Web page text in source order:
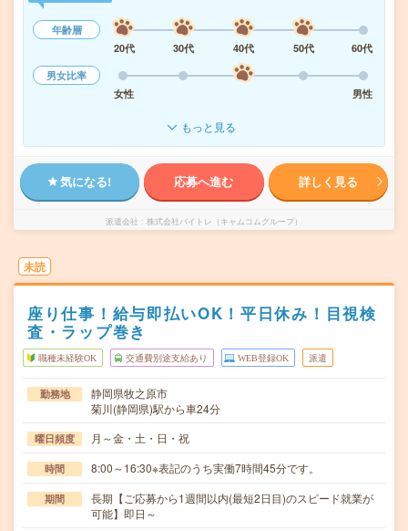
年齢層
20代
30代 40代 50代
60代
男女比率
女性
男性
もっと見る
気になる! 応募へ進む 詳しく見る
派遣会社 株式会社バイトレ（キャムコムグループ）
未読
座り仕事！給与即払いOK！平日休み！目視検
査・ラップ巻き
職種未経験OK 交通費別途支給あり WEB登録OK 派遣
勤務地
静岡県牧之原市
菊川(静岡県)駅から車24分
曜日頻度 月～金・土・日・祝
時間 8:00～16:30※表記のうち実働7時間45分です。
期間
長期【ご応募から1週間以内(最短2日目)のスピード就業が
可能】即日～